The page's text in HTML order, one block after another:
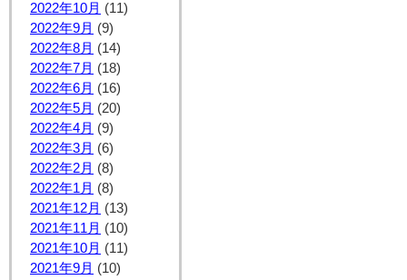
2022年10月 (11)
2022年9月 (9)
2022年8月 (14)
2022年7月 (18)
2022年6月 (16)
2022年5月 (20)
2022年4月 (9)
2022年3月 (6)
2022年2月 (8)
2022年1月 (8)
2021年12月 (13)
2021年11月 (10)
2021年10月 (11)
2021年9月 (10)